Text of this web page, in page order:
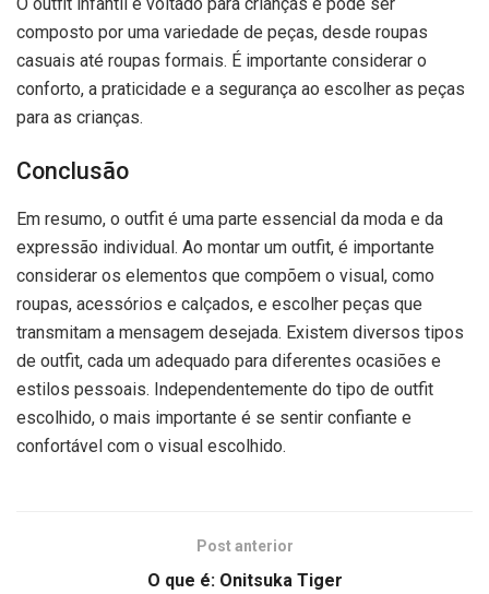
composto por uma variedade de peças, desde roupas
casuais até roupas formais. É importante considerar o
conforto, a praticidade e a segurança ao escolher as peças
para as crianças.
Conclusão
Em resumo, o outfit é uma parte essencial da moda e da
expressão individual. Ao montar um outfit, é importante
considerar os elementos que compõem o visual, como
roupas, acessórios e calçados, e escolher peças que
transmitam a mensagem desejada. Existem diversos tipos
de outfit, cada um adequado para diferentes ocasiões e
estilos pessoais. Independentemente do tipo de outfit
escolhido, o mais importante é se sentir confiante e
confortável com o visual escolhido.
Post anterior
O que é: Onitsuka Tiger